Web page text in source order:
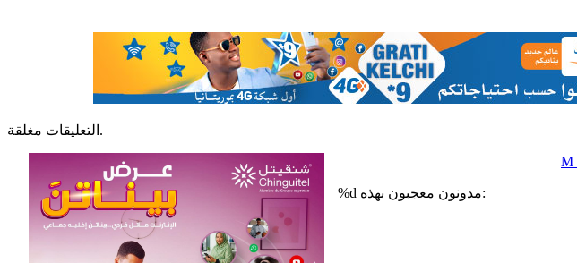
التعليقات مغلقة.
M
%d مدونون معجبون بهذه: